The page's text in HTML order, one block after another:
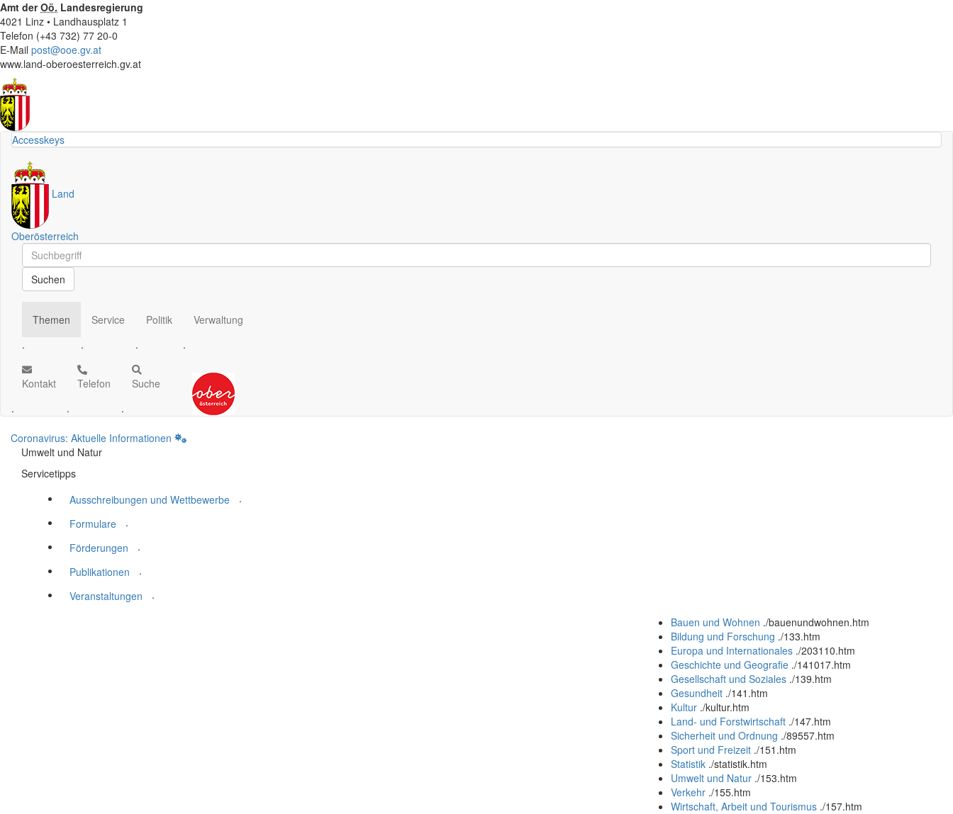
Amt derOö. Landesregierung
4021 Linz • Landhausplatz 1
Telefon (+43 732) 77 20-0
E-Mail post@ooe.gv.at
www.land-oberoesterreich.gv.at
Accesskeys
Land
Oberösterreich
Schnellsuche
Schnellsuche
Suchen
Themen
.
Service
.
Politik
.
Verwaltung
.
Kontakt
.
Telefon
.
Suche
.
Coronavirus: Aktuelle Informationen
Umwelt und Natur
Servicetipps
Ausschreibungen und Wettbewerbe
.
Formulare
.
Förderungen
.
Publikationen
.
Veranstaltungen
.
Bauen und Wohnen ./bauenundwohnen.htm
Bildung und Forschung ./133.htm
Europa und Internationales ./203110.htm
Geschichte und Geografie ./141017.htm
Gesellschaft und Soziales ./139.htm
Gesundheit ./141.htm
Kultur ./kultur.htm
Land- und Forstwirtschaft ./147.htm
Sicherheit und Ordnung ./89557.htm
Sport und Freizeit ./151.htm
Statistik ./statistik.htm
Umwelt und Natur ./153.htm
Verkehr ./155.htm
Wirtschaft, Arbeit und Tourismus ./157.htm